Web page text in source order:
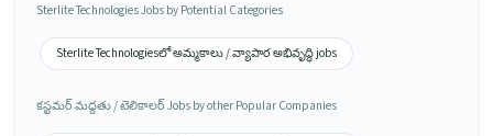
Sterlite Technologies Jobs by Potential Categories
Sterlite Technologiesలో అమ్మకాలు / వ్యాపార అభివృద్ధి jobs
కస్టమర్ మద్దతు / టెలికాలర్ Jobs by other Popular Companies